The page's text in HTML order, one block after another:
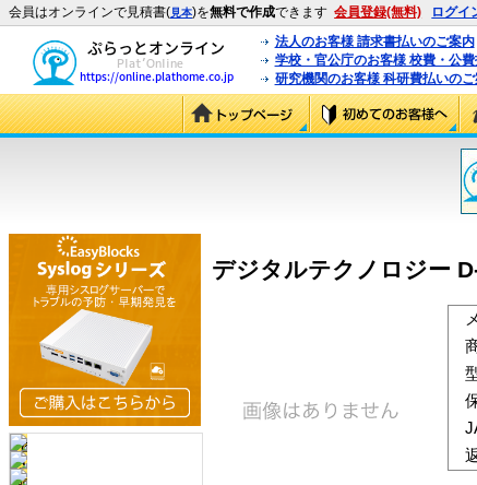
会員はオンラインで見積書(見本)を無料で作成できます 会員登録(無料) ログイ
法人のお客様 請求書払いのご案内
学校・官公庁のお客様 校費・公
研究機関のお客様 科研費払いの
デジタルテクノロジー